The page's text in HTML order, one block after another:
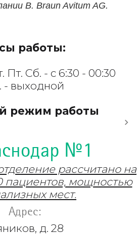
B. Braun Avitum AG.
работы:
Пт. Сб. - с 6:30 - 00:30
- выходной
режим работы
№1
рассчитано на
пациентов, мощностью
мест.
Адрес:
д. 28